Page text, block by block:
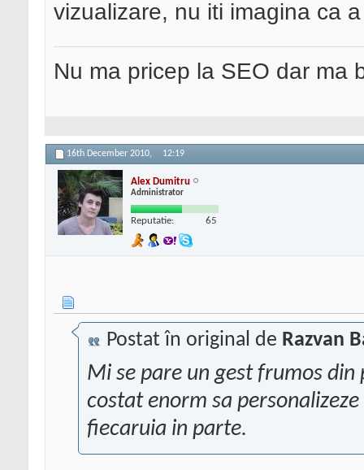
vizualizare, nu iti imagina ca
Nu ma pricep la SEO dar ma
16th December 2010, 12:19
Alex Dumitru
Administrator
Reputatie: 65
Postat în original de Razvan
Mi se pare un gest frumos din
costat enorm sa
fiecaruia in parte.